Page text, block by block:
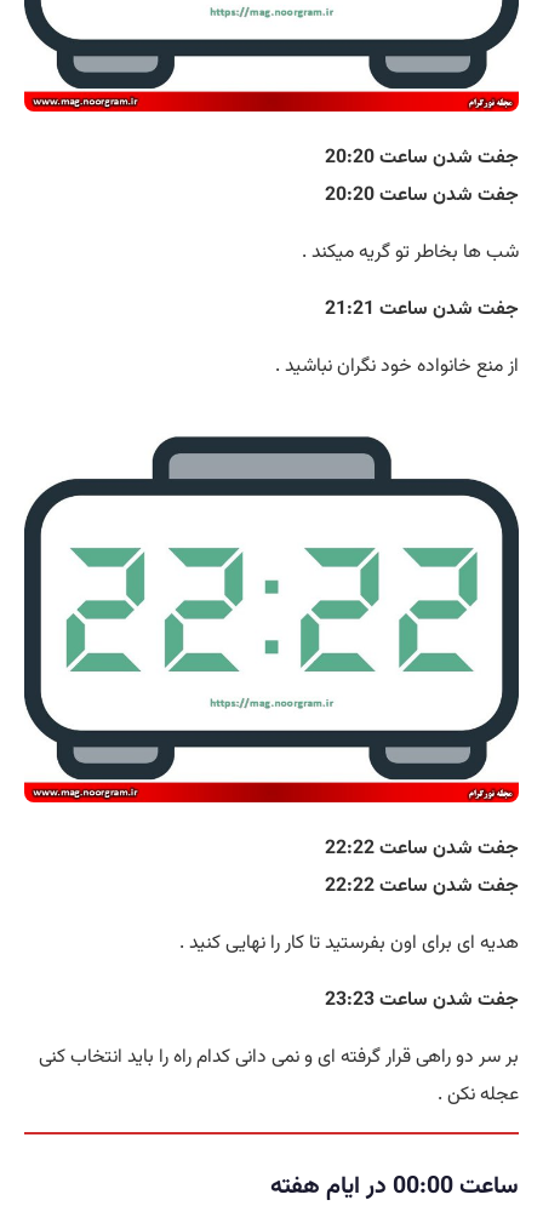
جفت شدن ساعت 20:20
جفت شدن ساعت 20:20
شب ها بخاطر تو گریه میکند .
جفت شدن ساعت 21:21
از منع خانواده خود نگران نباشید .
جفت شدن ساعت 22:22
جفت شدن ساعت 22:22
هدیه ای برای اون بفرستید تا کار را نهایی کنید .
جفت شدن ساعت 23:23
بر سر دو راهی قرار گرفته ای و نمی دانی کدام راه را باید انتخاب کنی
عجله نکن .
ساعت 00:00 در ایام هفته